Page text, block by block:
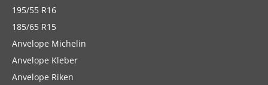
195/55 R16
185/65 R15
Anvelope Michelin
Anvelope Kleber
Anvelope Riken